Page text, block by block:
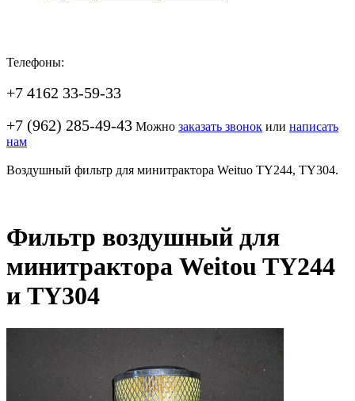
Телефоны:
+7 4162 33-59-33
+7 (962) 285-49-43 Можно заказать звонок или написать
нам
Воздушный фильтр для минитрактора Weituo TY244, TY304.
Фильтр воздушный для
минитрактора Weitou TY244
и TY304